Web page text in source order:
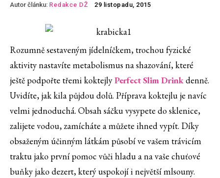
Autor článku: Redakce DŽ 29 listopadu, 2015
Rozumně sestaveným jídelníčkem, trochou fyzické
aktivity nastavíte metabolismus na shazování, které
ještě podpořte třemi koktejlyPerfect Slim Drinkdenně.
Uvidíte, jak kila půjdou dolů. Příprava koktejlu je navíc
velmi jednoduchá. Obsah sáčku vysypete do sklenice,
zalijete vodou, zamícháte a můžete ihned vypít. Díky
obsaženým účinným látkám působí ve vašem trávicím
traktu jako první pomoc vůči hladu a na vaše chuťové
buňky jako dezert, který uspokojí i největší mlsouny.